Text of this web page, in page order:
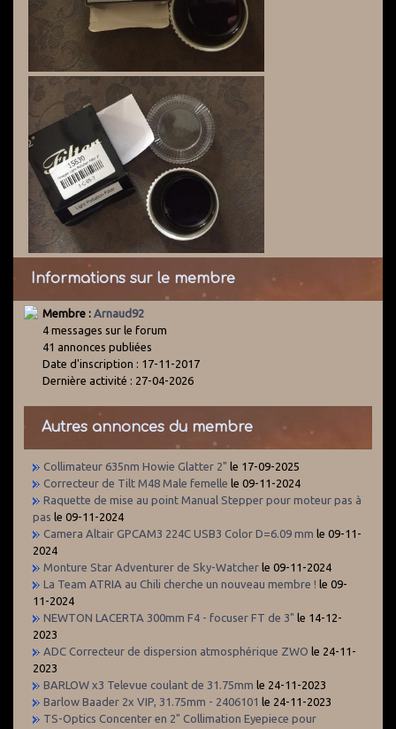
Informations sur le membre
Membre : Arnaud92
4 messages sur le forum
41 annonces publiées
Date d'inscription : 17-11-2017
Dernière activité : 27-04-2026
Autres annonces du membre
Collimateur 635nm Howie Glatter 2" le 17-09-2025
Correcteur de Tilt M48 Male femelle le 09-11-2024
Raquette de mise au point Manual Stepper pour moteur pas à
pas le 09-11-2024
Camera Altair GPCAM3 224C USB3 Color D=6.09 mm le 09-11-
2024
Monture Star Adventurer de Sky-Watcher le 09-11-2024
La Team ATRIA au Chili cherche un nouveau membre ! le 09-
11-2024
NEWTON LACERTA 300mm F4 - focuser FT de 3" le 14-12-
2023
ADC Correcteur de dispersion atmosphérique ZWO le 24-11-
2023
BARLOW x3 Televue coulant de 31.75mm le 24-11-2023
Barlow Baader 2x VIP, 31.75mm - 2406101 le 24-11-2023
TS-Optics Concenter en 2" Collimation Eyepiece pour